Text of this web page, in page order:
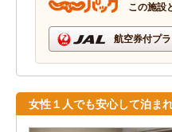
この施設
航空券付プ
女性１人でも安心して泊ま